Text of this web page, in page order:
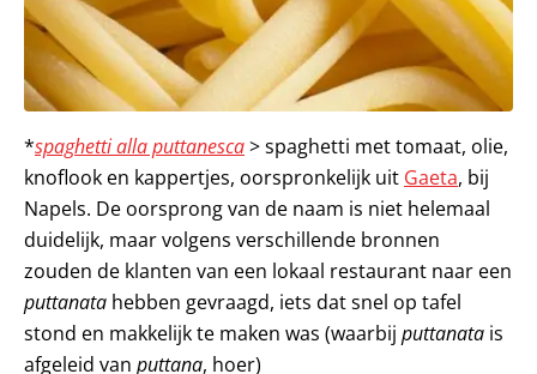
*spaghetti alla puttanesca> spaghetti met tomaat, olie,
knoflook en kappertjes, oorspronkelijk uit Gaeta, bij
Napels. De oorsprong van de naam is niet helemaal
duidelijk, maar volgens verschillende bronnen
zouden de klanten van een lokaal restaurant naar een
puttanata hebben gevraagd, iets dat snel op tafel
stond en makkelijk te maken was (waarbij puttanata is
afgeleid van puttana, hoer)